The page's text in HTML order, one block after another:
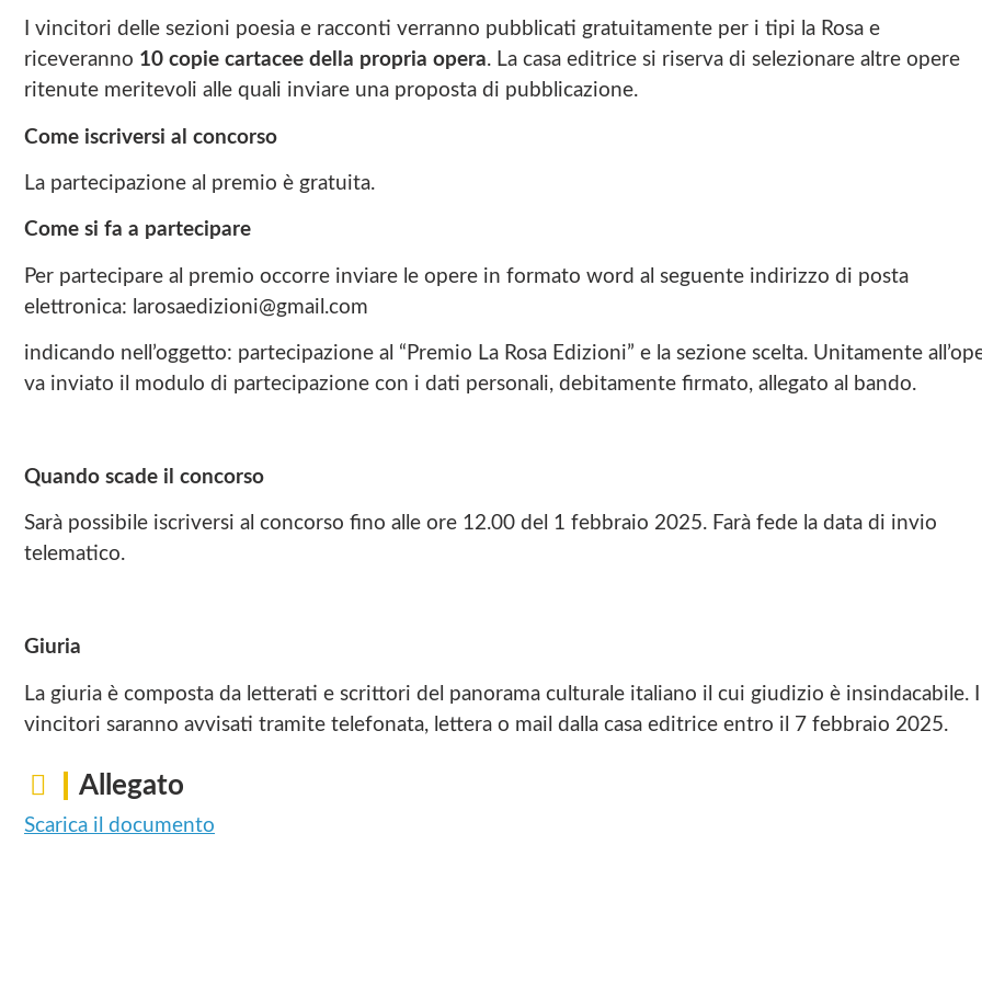
I vincitori delle sezioni poesia e racconti verranno pubblicati gratuitamente per i tipi la Rosa e
riceveranno 10 copie cartacee della propria opera. La casa editrice si riserva di selezionare altre opere
ritenute meritevoli alle quali inviare una proposta di pubblicazione.
Come iscriversi al concorso
La partecipazione al premio è gratuita.
Come si fa a partecipare
Per partecipare al premio occorre inviare le opere in formato word al seguente indirizzo di posta
elettronica: larosaedizioni@gmail.com
indicando nell’oggetto: partecipazione al “Premio La Rosa Edizioni” e la sezione scelta. Unitamente
va inviato il modulo di partecipazione con i dati personali, debitamente firmato, allegato al bando.
Quando scade il concorso
Sarà possibile iscriversi al concorso fino alle ore 12.00 del 1 febbraio 2025. Farà fede la data di invio
telematico.
Giuria
La giuria è composta da letterati e scrittori del panorama culturale italiano il cui giudizio è insindacabile. I
vincitori saranno avvisati tramite telefonata, lettera o mail dalla casa editrice entro il 7 febbraio 2025.
Allegato
Scarica il documento